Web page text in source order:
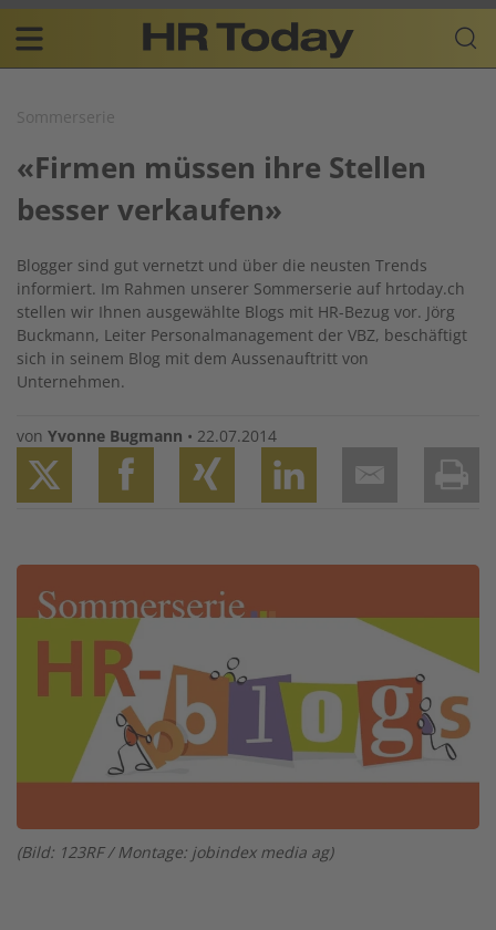
Skip
content
Plattform
für
Resources
navigation
Sommerserie
«Firmen müssen ihre Stellen
besser verkaufen»
Blogger sind gut vernetzt und über die neusten Trends
informiert. Im Rahmen unserer Sommerserie auf hrtoday.ch
stellen wir Ihnen ausgewählte Blogs mit HR-Bezug vor. Jörg
Buckmann, Leiter Personalmanagement der VBZ, beschäftigt
sich in seinem Blog mit dem Aussenauftritt von
Unternehmen.
von Yvonne Bugmann • 22.07.2014
(Bild: 123RF / Montage: jobindex media ag)